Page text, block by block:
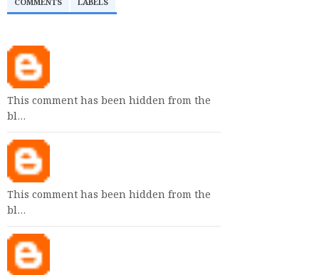
COMMENTS LABELS
This comment has been hidden from the
bl…
This comment has been hidden from the
bl…